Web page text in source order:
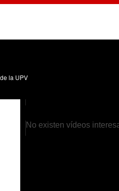
la UPV
No existen vídeos